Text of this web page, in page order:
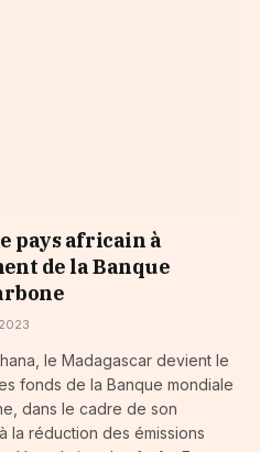
pays africain à
de la Banque
le Madagascar devient le
fonds de la Banque mondiale
dans le cadre de son
la réduction des émissions